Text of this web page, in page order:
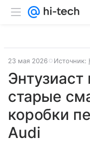
23 мая 2026 Источник:
Энтузиаст
старые
коробки
Audi